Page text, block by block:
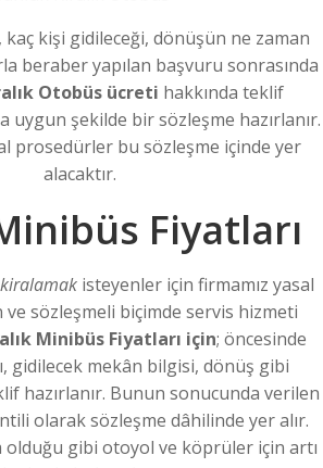
kaç kişi gidileceği, dönüşün ne zaman
beraber yapılan başvuru sonrasında
Otobüs ücreti hakkında teklif
uygun şekilde bir sözleşme hazırlanır.
prosedürler bu sözleşme içinde yer
alacaktır.
Fiyatları
isteyenler için firmamız yasal
sözleşmeli biçimde servis hizmeti
Minibüs Fiyatları için; öncesinde
gidilecek mekân bilgisi, dönüş gibi
hazırlanır. Bunun sonucunda verilen
olarak sözleşme dâhilinde yer alır.
olduğu gibi otoyol ve köprüler için artı